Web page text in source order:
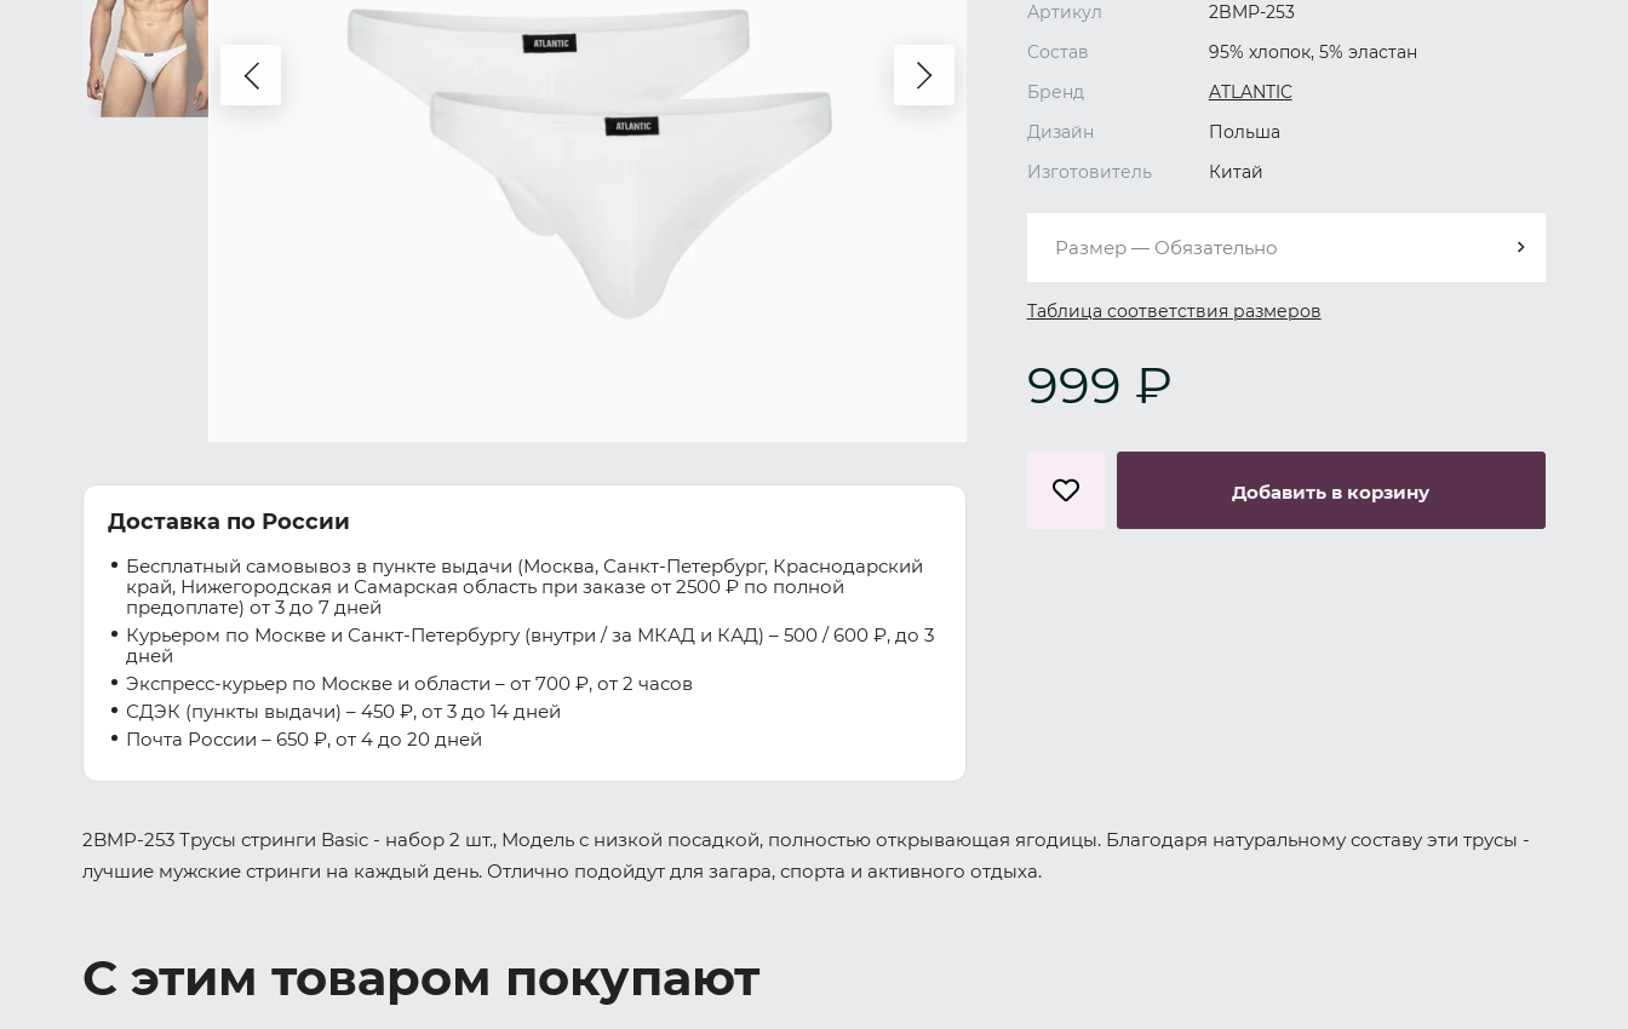
Доставка по России
Бесплатный самовывоз в пункте выдачи (Москва, Санкт-Петербург, Краснодарский
край, Нижегородская и Самарская область при заказе от 2500 ₽ по полной
предоплате) от 3 до 7 дней
Курьером по Москве и Санкт-Петербургу (внутри / за МКАД и КАД) – 500 / 600 ₽, до 3
дней
Экспресс-курьер по Москве и области – от 700 ₽, от 2 часов
СДЭК (пункты выдачи) – 450 ₽, от 3 до 14 дней
Почта России – 650 ₽, от 4 до 20 дней
Артикул
2BMP-253
Состав
95% хлопок, 5% эластан
Бренд
ATLANTIC
Дизайн
Польша
Изготовитель
Китай
Размер — Обязательно
Таблица соответствия размеров
999 ₽
Добавить в корзину
2BMP-253 Трусы стринги Basic - набор 2 шт., Модель с низкой посадкой, полностью открывающая ягодицы. Благодаря натуральному составу эти трусы -
лучшие мужские стринги на каждый день. Отлично подойдут для загара, спорта и активного отдыха.
С этим товаром покупают